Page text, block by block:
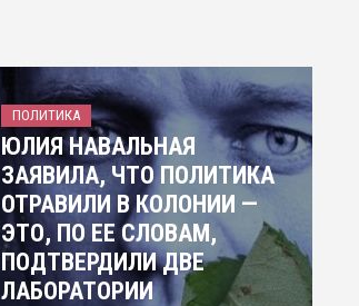
ПОЛИТИКА
ЮЛИЯ НАВАЛЬНАЯ
ЗАЯВИЛА, ЧТО ПОЛИТИКА
ОТРАВИЛИ В КОЛОНИИ —
ЭТО, ПО ЕЕ СЛОВАМ,
ПОДТВЕРДИЛИ ДВЕ
ЛАБОРАТОРИИ